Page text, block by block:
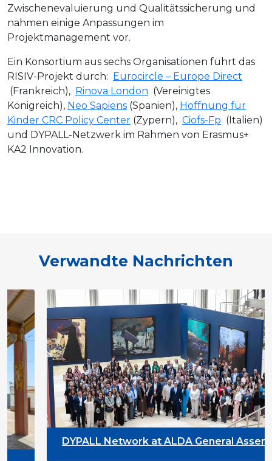
Zwischenevaluierung und Qualitätssicherung und
nahmen einige Anpassungen im
Projektmanagement vor.
Ein Konsortium aus sechs Organisationen führt das
RISIV-Projekt durch: Eurocircle – Europe Direct
(Frankreich), Rinova London (Vereinigtes
Königreich), Neo Sapiens (Spanien), Hoffnung für
Kinder CRC Policy Center (Zypern), Ciofs-Fp (Italien)
und DYPALL-Netzwerk im Rahmen von Erasmus+
KA2 Innovation.
Verwandte Nachrichten
DYPALL Network at ALDA General